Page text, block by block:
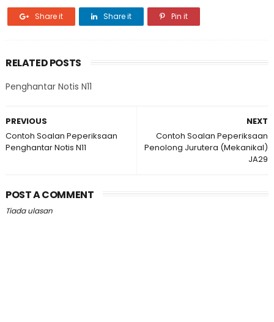
Share it Share it Pin it
RELATED POSTS
Penghantar Notis N11
NEXT
Contoh Soalan Peperiksaan
Penolong Jurutera (Mekanikal)
JA29
PREVIOUS
Contoh Soalan Peperiksaan
Penghantar Notis N11
POST A COMMENT
Tiada ulasan